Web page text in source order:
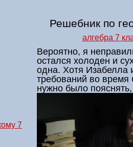
Решебник по
алгебра 7
7
Вероятно, я
остался холоден и
одна. Хотя Изабелла
требований во
нужно было